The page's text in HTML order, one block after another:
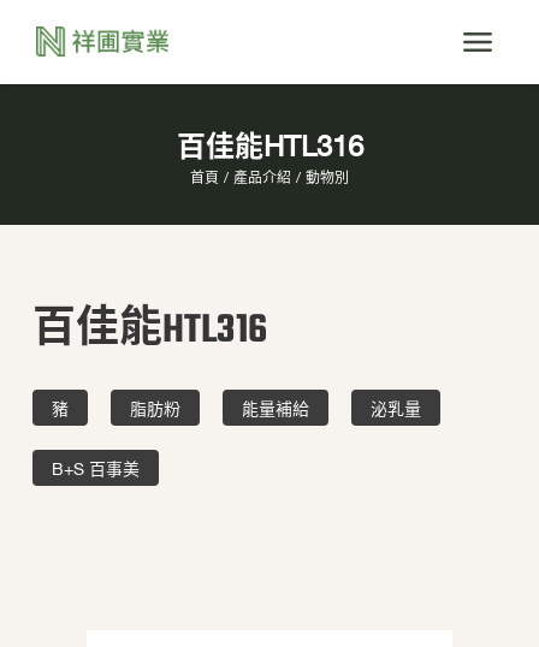
百佳能HTL316
首頁 產品介紹 動物別
百佳能HTL316
豬 脂肪粉 能量補給 泌乳量
B+S 百事美